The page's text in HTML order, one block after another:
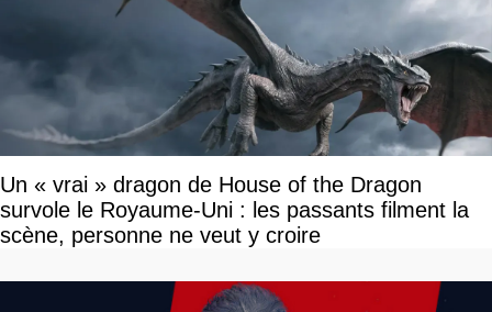
Un « vrai » dragon de House of the Dragon
survole le Royaume-Uni : les passants filment la
scène, personne ne veut y croire